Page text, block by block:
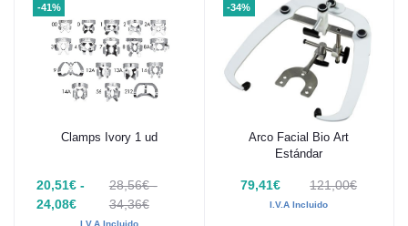
-41%
Añadir al carrito
Clamps Ivory 1 ud
20,51€ -
24,08€
28,56€ -
34,36€
I.V.A Incluido
-34%
Añadir al carrito
Arco Facial Bio Art
Estándar
79,41€ 121,00€
I.V.A Incluido